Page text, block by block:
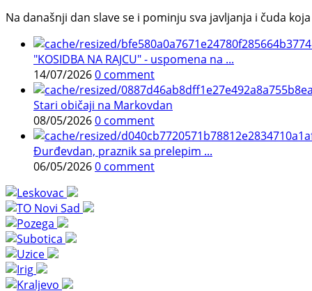
Na današnji dan slave se i pominju sva javljanja i čuda
"KOSIDBA NA RAJCU" - uspomena na ...
14/07/20260 comment
Stari običaji na Markovdan
08/05/20260 comment
Đurđevdan, praznik sa prelepim ...
06/05/20260 comment